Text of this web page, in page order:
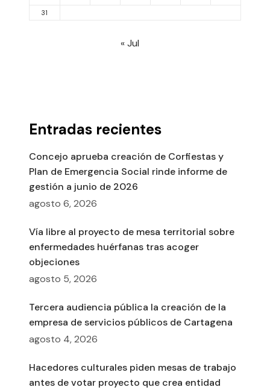
31
« Jul
Entradas recientes
Concejo aprueba creación de Corfiestas y
Plan de Emergencia Social rinde informe de
gestión a junio de 2026
agosto 6, 2026
Vía libre al proyecto de mesa territorial sobre
enfermedades huérfanas tras acoger
objeciones
agosto 5, 2026
Tercera audiencia pública la creación de la
empresa de servicios públicos de Cartagena
agosto 4, 2026
Hacedores culturales piden mesas de trabajo
antes de votar proyecto que crea entidad